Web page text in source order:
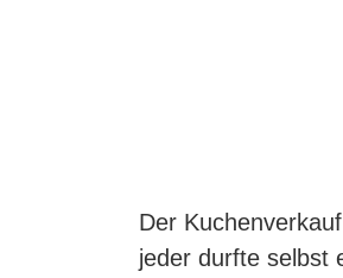
Der
jeder durfte selbst